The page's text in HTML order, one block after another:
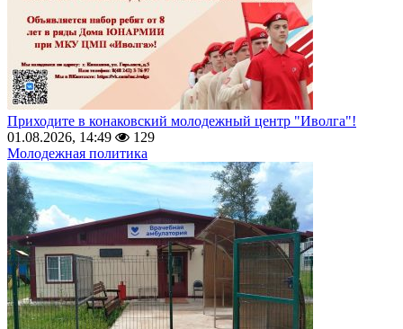
Приходите в конаковский молодежный центр "Иволга"!
01.08.2026, 14:49
129
Молодежная политика